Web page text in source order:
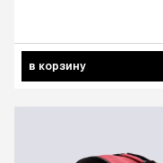
в корзину